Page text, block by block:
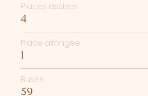
Places assises
4
Place allongée
1
Buses
59